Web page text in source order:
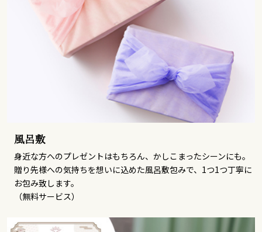
風呂敷
身近な方へのプレゼントはもちろん、かしこまったシーンにも。
贈り先様への気持ちを想いに込めた風呂敷包みで、1つ1つ丁寧に
お包み致します。
（無料サービス）